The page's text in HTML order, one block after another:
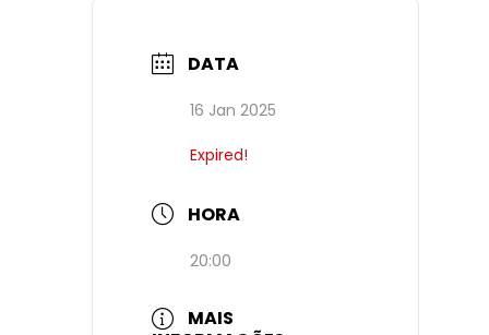
DATA
16 Jan 2025
Expired!
HORA
20:00
MAIS